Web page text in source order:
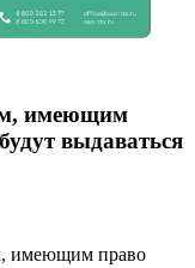
имеющим
выдаваться